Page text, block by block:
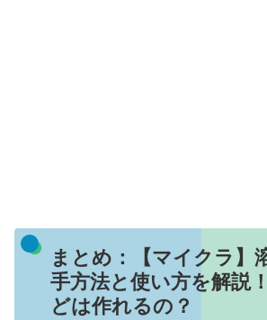
まとめ：【マイクラ】
手方法と使い方を解説
どは作れるの？